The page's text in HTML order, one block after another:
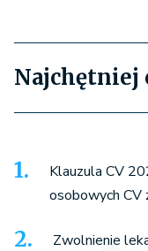
Najchętniej
Klauzula CV
osobowych CV
Zwolnienie